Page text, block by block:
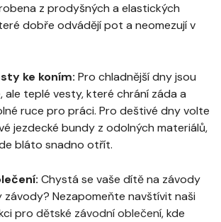
z prodyšných a elastických
dobře odvádějí pot a neomezují v
ke koním: Pro chladnější dny jsou
ale teplé vesty, které chrání záda a
ruce pro práci. Pro deštivé dny volte
jezdecké bundy z odolných materiálů,
bláto snadno otřít.
Chystá se vaše dítě na závody
Nezapomeňte navštívit naši
pro dětské závodní oblečení, kde